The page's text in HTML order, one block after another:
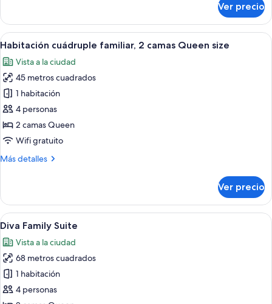
familiar,
habitaciones
Ver precio
Abrir
todas
las
fotos
de
Habitación
cuádruple
familiar,
camas
Zona de juegos infantiles con
5
Habitación cuádruple familiar, 2 camas Queen size
Vista a la ciudad
45 metros cuadrados
1 habitación
4 personas
2 camas Queen
Wifi gratuito
Más detalles
Más
cuádruple
familiar,
2
Queen
size
Ver precio
Abrir
todas
las
fotos
de
Diva
Un dormitorio moderno con una
6
Diva Family Suite
Vista a la ciudad
68 metros cuadrados
1 habitación
4 personas